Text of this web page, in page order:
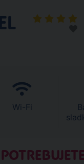
Wi-Fi